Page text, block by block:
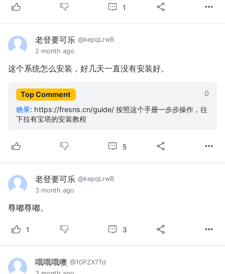
1
老登要可乐 @kepqLrwB
2 month ago
这个系统怎么安装，好几天一直没有安装好。
Top Comment
0
糖果: https://fresns.cn/guide/ 按照这个手册一步步操作，往
下拉有宝塔的安装教程
5
老登要可乐 @kepqLrwB
3 month ago
尊嘟尊嘟。
1 3
哦哦哦噢 @10PZX7Td